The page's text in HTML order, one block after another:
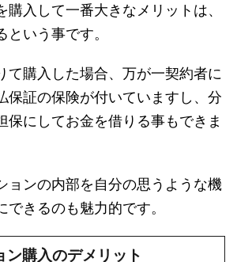
購入して一番大きなメリットは、
という事です。
て購入した場合、万が一契約者に
保証の保険が付いていますし、分
保にしてお金を借りる事もできま
ョンの内部を自分の思うような機
できるのも魅力的です。
ン購入のデメリット